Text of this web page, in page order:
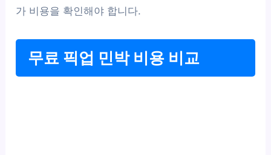
가 비용을 확인해야 합니다.
무료 픽업 민박 비용 비교